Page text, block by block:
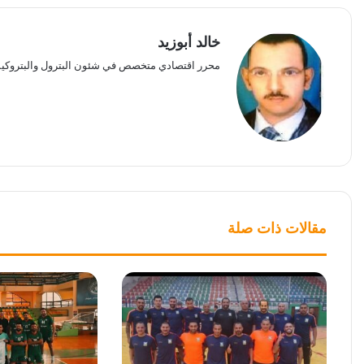
خالد أبوزيد
محرر اقتصادي متخصص في شئون البترول
مقالات ذات صلة